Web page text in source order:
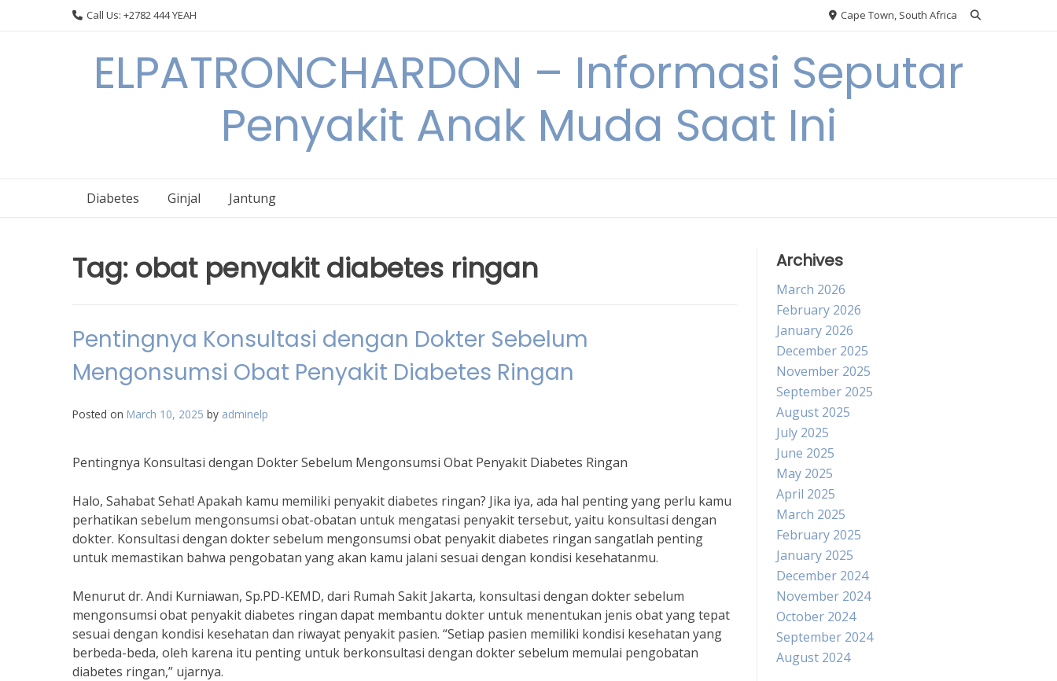
Call Us: +2782 444 YEAH Cape Town, South Africa
ELPATRONCHARDON – Informasi Seputar
Penyakit Anak Muda Saat Ini
Diabetes Ginjal Jantung
Tag: obat penyakit diabetes ringan
Pentingnya Konsultasi dengan Dokter Sebelum
Mengonsumsi Obat Penyakit Diabetes Ringan
Posted on March 10, 2025 by adminelp
Pentingnya Konsultasi dengan Dokter Sebelum Mengonsumsi Obat Penyakit Diabetes Ringan
Halo, Sahabat Sehat! Apakah kamu memiliki penyakit diabetes ringan? Jika iya, ada hal penting yang perlu kamu
perhatikan sebelum mengonsumsi obat-obatan untuk mengatasi penyakit tersebut, yaitu konsultasi dengan
dokter. Konsultasi dengan dokter sebelum mengonsumsi obat penyakit diabetes ringan sangatlah penting
untuk memastikan bahwa pengobatan yang akan kamu jalani sesuai dengan kondisi kesehatanmu.
Menurut dr. Andi Kurniawan, Sp.PD-KEMD, dari Rumah Sakit Jakarta, konsultasi dengan dokter sebelum
mengonsumsi obat penyakit diabetes ringan dapat membantu dokter untuk menentukan jenis obat yang tepat
sesuai dengan kondisi kesehatan dan riwayat penyakit pasien. “Setiap pasien memiliki kondisi kesehatan yang
berbeda-beda, oleh karena itu penting untuk berkonsultasi dengan dokter sebelum memulai pengobatan
diabetes ringan,” ujarnya.
Archives
March 2026
February 2026
January 2026
December 2025
November 2025
September 2025
August 2025
July 2025
June 2025
May 2025
April 2025
March 2025
February 2025
January 2025
December 2024
November 2024
October 2024
September 2024
August 2024